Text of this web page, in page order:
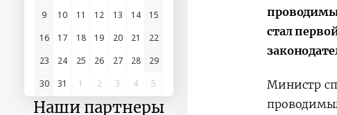
9
10 11 12 13 14
15
16
17 18 19 20 21
22
23
24 25 26 27 28
29
30
31 1 2 3 4 5
Наши партнеры
стал
Министр